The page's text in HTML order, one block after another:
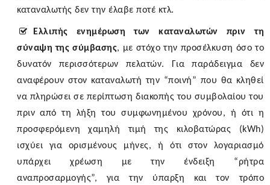
καταναλωτής δεν την έλαβε ποτέ κτλ.
Ελλιπής ενημέρωση των καταναλωτών
πριν τη
σύναψη της σύμβασης, με στόχο την προσέλκυση όσο το
δυνατόν περισσότερων πελατών. Για παράδειγμα δεν
αναφέρουν στον καταναλωτή την “ποινή” που θα κληθεί
να πληρώσει σε περίπτωση διακοπής του συμβολαίου του
πριν από τη λήξη του συμφωνημένου χρόνου, ή ότι η
προσφερόμενη χαμηλή τιμή της κιλοβατώρας (kWh)
ισχύει για ορισμένους μήνες, ή ότι στον λογαριασμό
υπάρχει χρέωση με την ένδειξη “ρήτρα
αναπροσαρμογής”, για την ύπαρξη και τον τρόπο